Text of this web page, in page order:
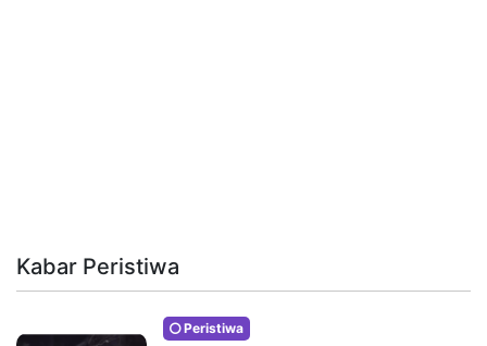
Kabar Peristiwa
Peristiwa